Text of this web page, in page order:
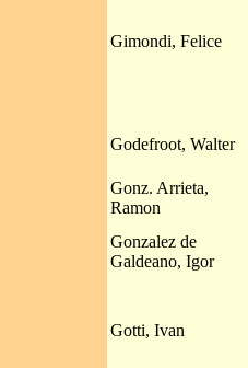
Gimondi, Felice
Godefroot, Walter
Gonz. Arrieta,
Ramon
Gonzalez de
Galdeano, Igor
Gotti, Ivan